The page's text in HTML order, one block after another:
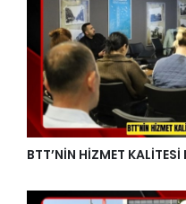
BTT’NİN HİZMET